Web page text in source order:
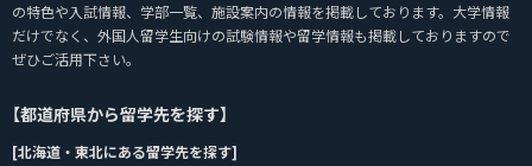
の特色や入試情報、学部一覧、施設案内の情報を掲載しております。大学情報
だけでなく、外国人留学生向けの試験情報や留学情報も掲載しておりますので
ぜひご活用下さい。
【都道府県から留学先を探す】
[北海道・東北にある留学先を探す]